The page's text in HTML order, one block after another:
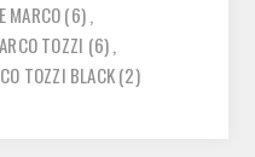
MARCO(6),
TOZZI (6),
TOZZI BLACK(2)